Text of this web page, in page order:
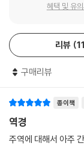
경락의 원리와 배경
구궁팔풍도(九宮八
십이벽괘(十二壁卦)
주천이십팔성수(周
천간(天干)과 지지(
황금률(黃金律)과
오운육기학설은 한
서 각 운이 1년씩 담
는데 그것을 ‘운을 주
기’란, 삼음삼양(三
--- p.223
과 자연을 하나로
하게 되었음을 가리
서 나왔음을 뜻한다.
가 많은데, 이것은 하
들에게 미친 영향을
많다.
혜택 및 유
리뷰 11
구매리뷰
종이책
역경
주역에 대해서 아주